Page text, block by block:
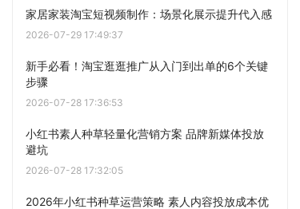
家居家装淘宝短视频制作：场景化展示提升代入感
2026-07-29 17:49:37
新手必看！淘宝逛逛推广从入门到出单的6个关键
步骤
2026-07-28 17:36:53
小红书素人种草轻量化营销方案 品牌新媒体投放
避坑
2026-07-28 17:32:05
2026年小红书种草运营策略 素人内容投放成本优